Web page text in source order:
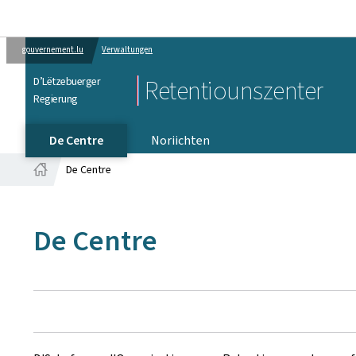
gouvernement.lu Verwaltungen
D’Lëtzebuerger
Regierung
Retentiounszenter
De Centre
Noriichten
De Centre
De Centre